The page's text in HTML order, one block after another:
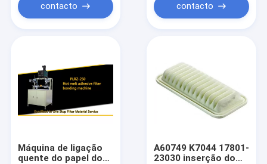
contacto contacto
Máquina de ligação
quente do papel do
A60749 K7044 17801-
23030 inserção do